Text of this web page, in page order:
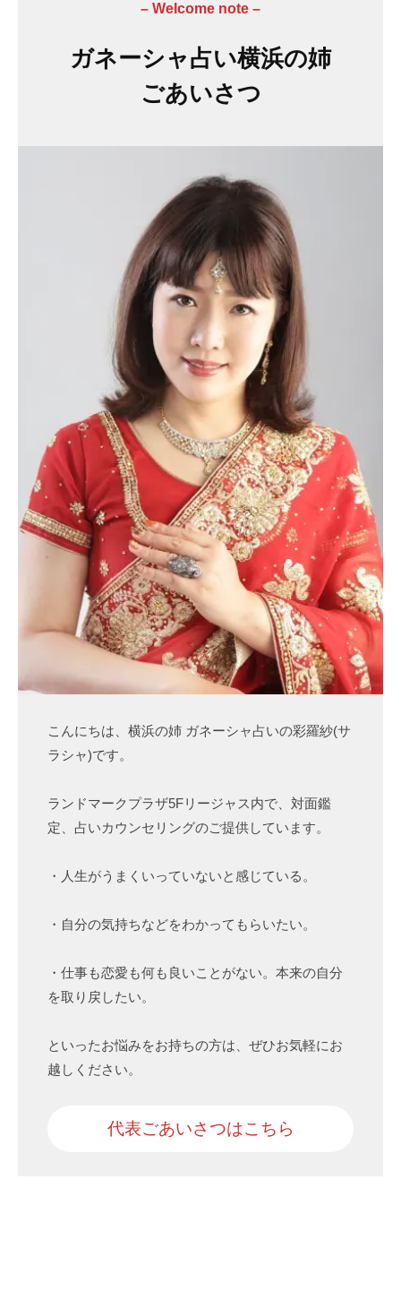
– Welcome note –
ガネーシャ占い横浜の姉
ごあいさつ
こんにちは、横浜の姉 ガネーシャ占いの彩羅紗(サ
ラシャ)です。
ランドマークプラザ5Fリージャス内で、対面鑑
定、占いカウンセリングのご提供しています。
・人生がうまくいっていないと感じている。
・自分の気持ちなどをわかってもらいたい。
・仕事も恋愛も何も良いことがない。本来の自分
を取り戻したい。
といったお悩みをお持ちの方は、ぜひお気軽にお
越しください。
代表ごあいさつはこちら